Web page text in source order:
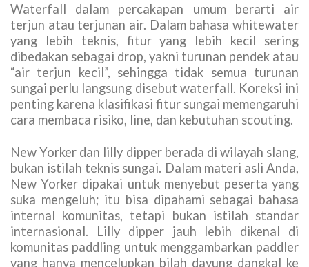
Waterfall dalam percakapan umum berarti air
terjun atau terjunan air. Dalam bahasa whitewater
yang lebih teknis, fitur yang lebih kecil sering
dibedakan sebagai drop, yakni turunan pendek atau
“air terjun kecil”, sehingga tidak semua turunan
sungai perlu langsung disebut waterfall. Koreksi ini
penting karena klasifikasi fitur sungai memengaruhi
cara membaca risiko, line, dan kebutuhan scouting.
New Yorker dan lilly dipper berada di wilayah slang,
bukan istilah teknis sungai. Dalam materi asli Anda,
New Yorker dipakai untuk menyebut peserta yang
suka mengeluh; itu bisa dipahami sebagai bahasa
internal komunitas, tetapi bukan istilah standar
internasional. Lilly dipper jauh lebih dikenal di
komunitas paddling untuk menggambarkan paddler
yang hanya mencelupkan bilah dayung dangkal ke